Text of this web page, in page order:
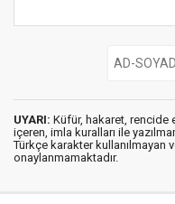
UYARI: Küfür, hakaret, rencide
içeren, imla kuralları ile
Türkçe karakter kullanılmayan
onaylanmamaktadır.